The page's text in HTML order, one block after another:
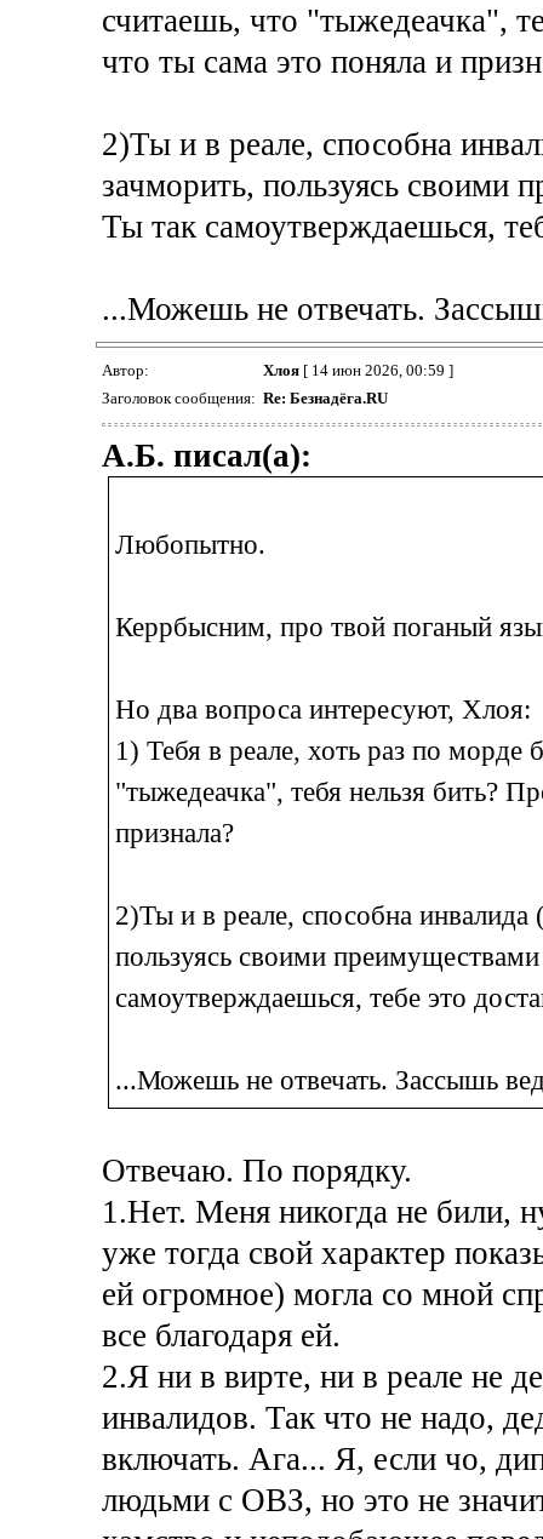
считаешь, что "тыжедеачка",
что ты сама это поняла и
2)Ты и в реале, способна
зачморить, пользуясь своими
Ты так самоутверждаешься,
...Можешь не отвечать.
Автор: Хлоя[ 14 июн 2026, 00:59 ]
Заголовок сообщения: Re: Безнадёга.RU
А.Б. писал(а):
Любопытно.
Керрбысним, про твой поганый
Но два вопроса интересуют, Хлоя:
1) Тебя в реале, хоть раз по
"тыжедеачка", тебя нельзя бить?
признала?
2)Ты и в реале, способна инвалида
пользуясь своими
самоутверждаешься, тебе это
...Можешь не отвечать. Зассышь
Отвечаю. По порядку.
1.Нет. Меня никогда не били,
уже тогда свой характер
ей огромное) могла со мной
все благодаря ей.
2.Я ни в вирте, ни в реале не
инвалидов. Так что не надо,
включать. Ага... Я, если чо,
людьми с ОВЗ, но это не